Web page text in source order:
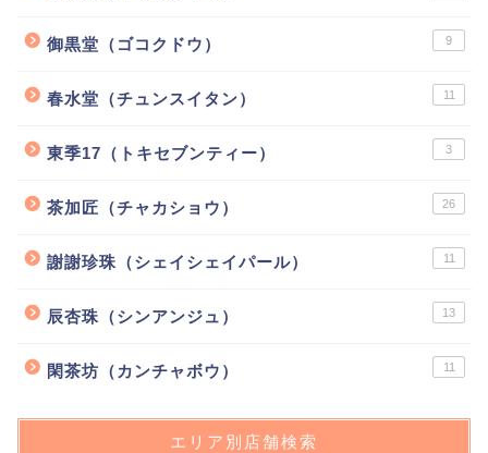
御黒堂（ゴコクドウ） 9
春水堂（チュンスイタン） 11
東季17（トキセブンティー） 3
茶加匠（チャカショウ） 26
謝謝珍珠（シェイシェイパール） 11
辰杏珠（シンアンジュ） 13
閑茶坊（カンチャボウ） 11
エリア別店舗検索